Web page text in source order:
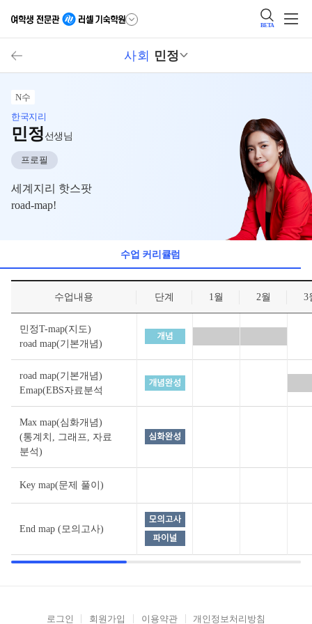
BETA
사회 민정
N수
한국지리
민정 선생님
프로필
세계지리 핫스팟
road-map!
수업 커리큘럼
수업내용 단계 1월 2월 3
민정T-map(지도)
road map(기본개념)
road map(기본개념)
Emap(EBS자료분석
Max map(심화개념)
(통계치, 그래프, 자료
분석)
Key map(문제 풀이)
End map (모의고사)
로그인 회원가입 이용약관 개인정보처리방침